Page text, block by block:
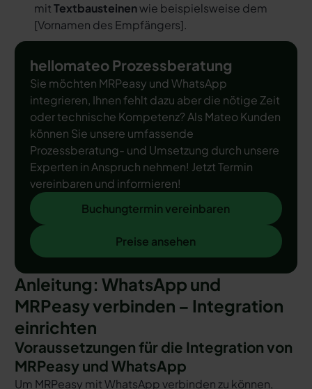
mitTextbausteinenwie beispielsweise dem
[Vornamen des Empfängers].
hellomateo Prozessberatung
Sie möchten MRPeasy und WhatsApp
integrieren, Ihnen fehlt dazu aber die nötige Zeit
oder technische Kompetenz? Als Mateo Kunden
können Sie unsere umfassende
Prozessberatung- und Umsetzung durch unsere
Experten in Anspruch nehmen! Jetzt Termin
vereinbaren und informieren!
Buchungtermin vereinbaren
Buchungtermin vereinbaren
Preise ansehen
Preise ansehen
Anleitung: WhatsApp und
MRPeasy verbinden – Integration
einrichten
Voraussetzungen für die Integration von
MRPeasy und WhatsApp
Um MRPeasy mit WhatsApp verbinden zu können,